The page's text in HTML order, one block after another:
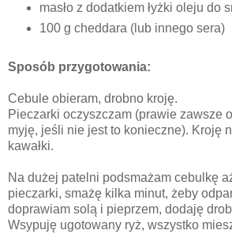
masło z dodatkiem łyżki oleju do
100 g cheddara (lub innego sera)
Sposób przygotowania:
Cebule obieram, drobno kroję.
Pieczarki oczyszczam (prawie zawsze
myję, jeśli nie jest to konieczne). Kroję
kawałki.
Na dużej patelni podsmażam cebulkę
pieczarki, smażę kilka minut, żeby
doprawiam solą i pieprzem, dodaję
Wsypuję ugotowany ryż, wszystko